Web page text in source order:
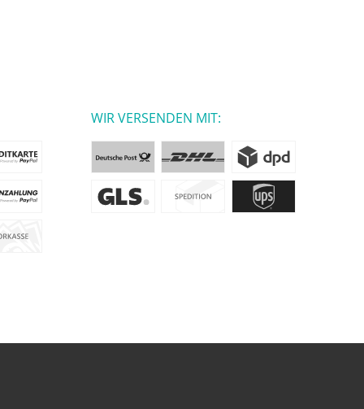
WIR VERSENDEN MIT: